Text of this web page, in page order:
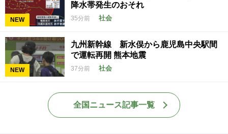
NEW
降水帯発生のおそれ
35分前 社会
NEW
九州新幹線 新水俣から鹿児島中央駅間
で運転再開 熊本地震
37分前 社会
全国ニュース記事一覧